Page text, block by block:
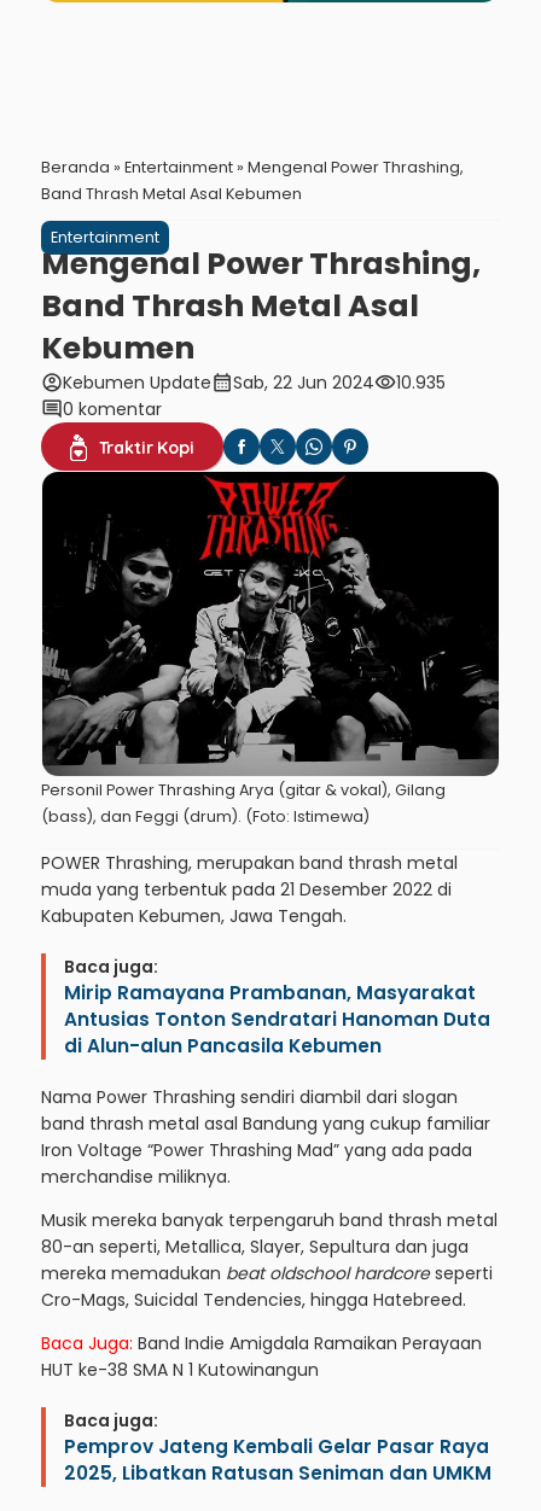
Beranda » Entertainment» Mengenal Power Thrashing,
Band Thrash Metal Asal Kebumen
Entertainment
Mengenal Power Thrashing,
Band Thrash Metal Asal
Kebumen
account_circleKebumen Updatecalendar_monthSab, 22 Jun 2024visibility10.935
comment0 komentar
Traktir Kopi
Personil Power Thrashing Arya (gitar & vokal), Gilang
(bass), dan Feggi (drum). (Foto: Istimewa)
POWER Thrashing, merupakan band thrash metal
muda yang terbentuk pada 21 Desember 2022 di
Kabupaten Kebumen, Jawa Tengah.
Baca juga:
Mirip Ramayana Prambanan, Masyarakat
Antusias Tonton Sendratari Hanoman Duta
di Alun-alun Pancasila Kebumen
Nama Power Thrashing sendiri diambil dari slogan
band thrash metal asal Bandung yang cukup familiar
Iron Voltage “Power Thrashing Mad” yang ada pada
merchandise miliknya.
Musik mereka banyak terpengaruh band thrash metal
80-an seperti, Metallica, Slayer, Sepultura dan juga
mereka memadukan beat oldschool hardcoreseperti
Cro-Mags, Suicidal Tendencies, hingga Hatebreed.
Baca Juga: Band Indie Amigdala Ramaikan Perayaan
HUT ke-38 SMA N 1 Kutowinangun
Baca juga:
Pemprov Jateng Kembali Gelar Pasar Raya
2025, Libatkan Ratusan Seniman dan UMKM